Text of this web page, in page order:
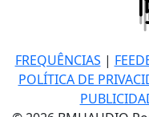
FREQUÊNCIAS |
POLÍTICA DE